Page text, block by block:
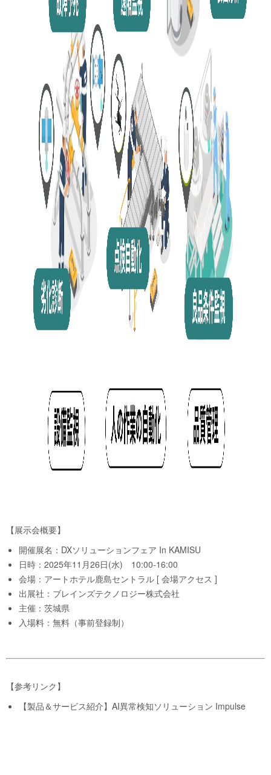
【展示会概要】
開催展名：DXソリューションフェア In KAMISU
日時：2025年11月26日(水) 10:00-16:00
会場：アートホテル鹿島セントラル [ 会場アクセス ]
出展社：ブレインズテクノロジー株式会社
主催：茨城県
入場料：無料（事前登録制）
【参考リンク】
【製品＆サービス紹介】AI異常検知ソリューション Impulse